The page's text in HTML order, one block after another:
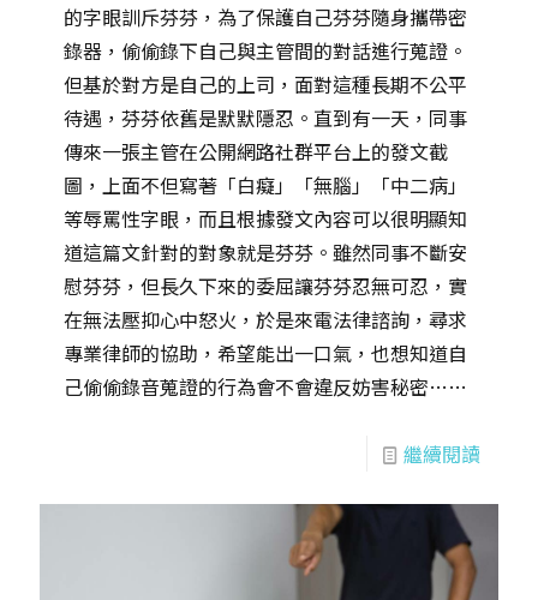
的字眼訓斥芬芬，為了保護自己芬芬隨身攜帶密
錄器，偷偷錄下自己與主管間的對話進行蒐證。
但基於對方是自己的上司，面對這種長期不公平
待遇，芬芬依舊是默默隱忍。直到有一天，同事
傳來一張主管在公開網路社群平台上的發文截
圖，上面不但寫著「白癡」「無腦」「中二病」
等辱罵性字眼，而且根據發文內容可以很明顯知
道這篇文針對的對象就是芬芬。雖然同事不斷安
慰芬芬，但長久下來的委屈讓芬芬忍無可忍，實
在無法壓抑心中怒火，於是來電法律諮詢，尋求
專業律師的協助，希望能出一口氣，也想知道自
己偷偷錄音蒐證的行為會不會違反妨害秘密……
繼續閱讀